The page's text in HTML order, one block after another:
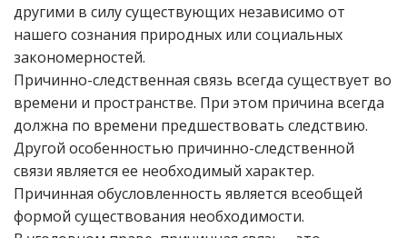
другими в силу существующих независимо от
нашего сознания природных или социальных
закономерностей.
Причинно-следственная связь всегда существует во
времени и пространстве. При этом причина всегда
должна по времени предшествовать следствию.
Другой особенностью причинно-следственной
связи является ее необходимый характер.
Причинная обусловленность является всеобщей
формой существования необходимости.